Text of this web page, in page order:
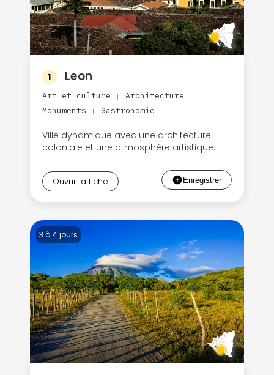
1 Leon
Art et culture | Architecture |
Monuments | Gastronomie
Ville dynamique avec une architecture
coloniale et une atmosphère artistique.
Ouvrir la fiche
3 à 4 jours